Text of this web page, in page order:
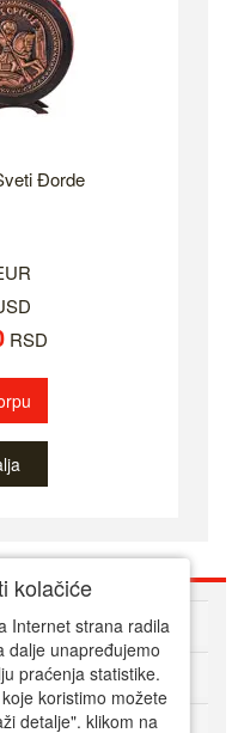
Đorde
RSD
kolačiće
Internet strana radila
dalje unapređujemo
praćenja statistike.
koristimo možete
detalje". klikom na